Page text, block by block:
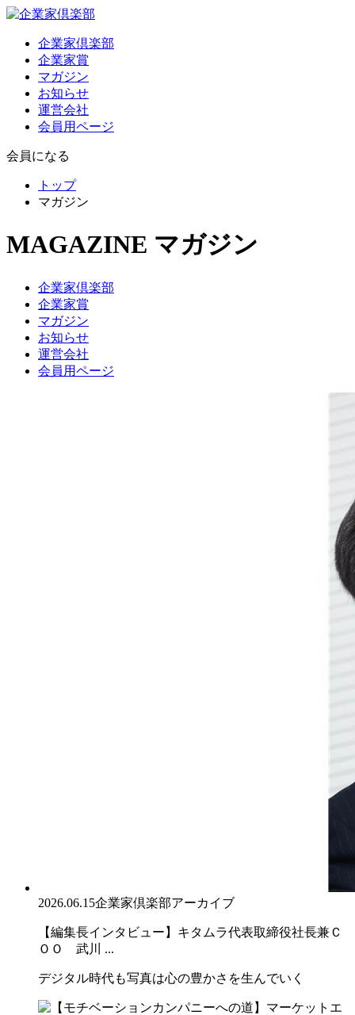
企業家倶楽部
企業家賞
マガジン
お知らせ
運営会社
会員用ページ
会員になる
トップ
マガジン
MAGAZINE マガジン
企業家倶楽部
企業家賞
マガジン
お知らせ
運営会社
会員用ページ
2026.06.15企業家倶楽部アーカイブ
【編集長インタビュー】キタムラ代表取締役社長兼Ｃ
ＯＯ 武川 ...
デジタル時代も写真は心の豊かさを生んでいく